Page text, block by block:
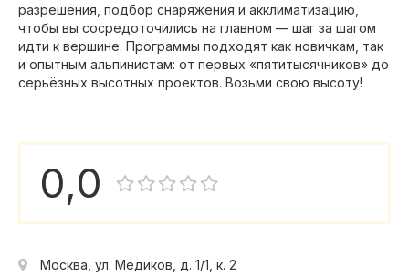
разрешения, подбор снаряжения и акклиматизацию,
чтобы вы сосредоточились на главном — шаг за шагом
идти к вершине. Программы подходят как новичкам, так
и опытным альпинистам: от первых «пятитысячников» до
серьёзных высотных проектов. Возьми свою высоту!
0,0
Москва, ул. Медиков, д. 1/1, к. 2